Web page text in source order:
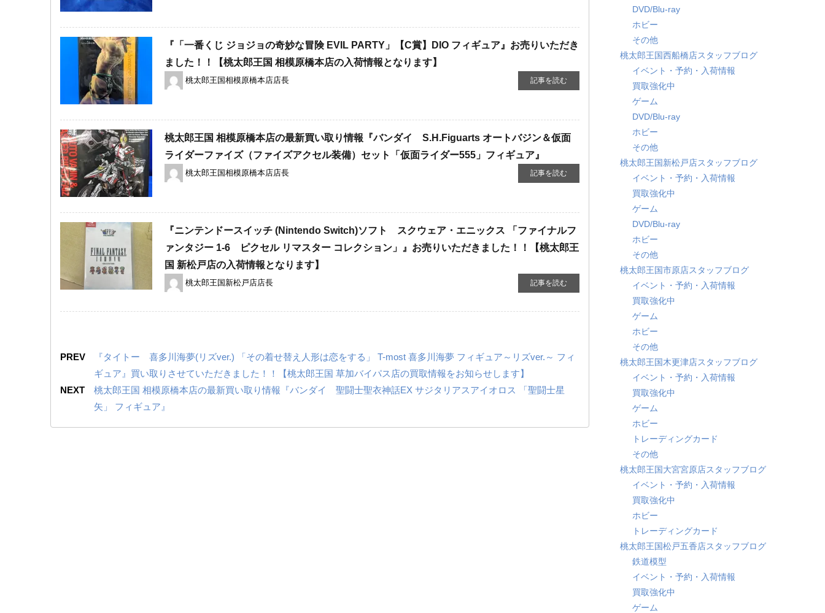
『「一番くじ ジョジョの奇妙な冒険 EVIL PARTY」【C賞】DIO フィギュア』お売りいただき
ました！！【桃太郎王国 相模原橋本店の入荷情報となります】
桃太郎王国相模原橋本店店長 記事を読む
桃太郎王国 相模原橋本店の最新買い取り情報『バンダイ S.H.Figuarts オートバジン＆仮面
ライダーファイズ（ファイズアクセル装備）セット「仮面ライダー555」フィギュア』
桃太郎王国相模原橋本店店長 記事を読む
『ニンテンドースイッチ (Nintendo Switch)ソフト スクウェア・エニックス 「ファイナルフ
ァンタジー 1-6 ピクセル リマスター コレクション」』お売りいただきました！！【桃太郎王
国 新松戸店の入荷情報となります】
桃太郎王国新松戸店店長 記事を読む
PREV
『タイトー 喜多川海夢(リズver.) ​「その着せ替え人形は恋をする」 ​T-most ​喜多川海夢 ​フィギュア～リズver.～ フィ
ギュア』買い取りさせていただきました！！【桃太郎王国 草加バイパス店の買取情報をお知らせします】
NEXT
桃太郎王国 相模原橋本店の最新買い取り情報『バンダイ 聖闘士聖衣神話EX サジタリアスアイオロス 「聖闘士星
矢」 フィギュア』
DVD/Blu-ray
ホビー
その他
桃太郎王国西船橋店スタッフブログ
イベント・予約・入荷情報
買取強化中
ゲーム
DVD/Blu-ray
ホビー
その他
桃太郎王国新松戸店スタッフブログ
イベント・予約・入荷情報
買取強化中
ゲーム
DVD/Blu-ray
ホビー
その他
桃太郎王国市原店スタッフブログ
イベント・予約・入荷情報
買取強化中
ゲーム
ホビー
その他
桃太郎王国木更津店スタッフブログ
イベント・予約・入荷情報
買取強化中
ゲーム
ホビー
トレーディングカード
その他
桃太郎王国大宮宮原店スタッフブログ
イベント・予約・入荷情報
買取強化中
ホビー
トレーディングカード
桃太郎王国松戸五香店スタッフブログ
鉄道模型
イベント・予約・入荷情報
買取強化中
ゲーム